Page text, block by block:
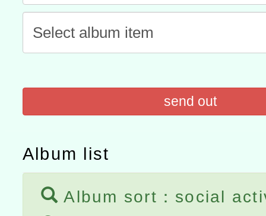
計畫
趨勢與發展」
政府教育局辦理「115年
函轉國立臺灣師範大學辦
COVID-19疫苗接種計畫
措施，延長至115年9月28
send out
Album list
Album sort：social